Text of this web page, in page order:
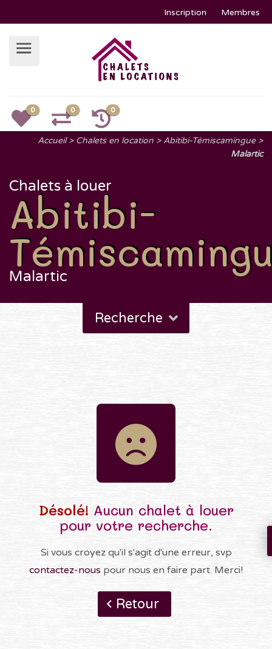
Inscription Membres
0 0 0
Accueil Chalets en location
Abitibi-Témiscamingue
Malartic
Chalets à louer
Abitibi-
Malartic
Recherche
Désolé! Aucun chalet à louer
pour votre recherche.
Si vous croyez qu'il s'agit d'une erreur, svp
contactez-nous pour nous en faire part. Merci!
Retour